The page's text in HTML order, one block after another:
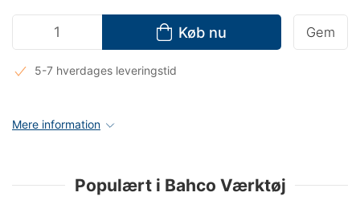
Køb nu Gem
5-7 hverdages leveringstid
Mere information
Populært i Bahco Værktøj